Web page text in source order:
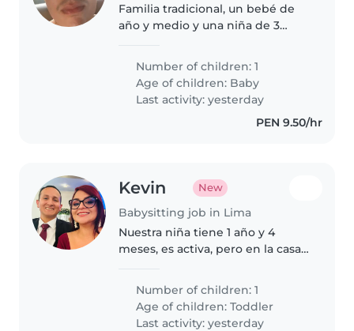
Familia tradicional, un bebé de
año y medio y una niña de 3
tiempo estarían supervisados
por los abuelos o tía de los
menores.
Number of children: 1
Age of children: Baby
Last activity: yesterday
PEN 9.50/hr
Kevin New
Babysitting job in Lima
Nuestra niña tiene 1 año y 4
meses, es activa, pero en la casa
de juegos; ambos trabajamos y
necesitamos que la cuiden, jugar
y comer; y un poco de..
Number of children: 1
Age of children:Toddler
Last activity: yesterday